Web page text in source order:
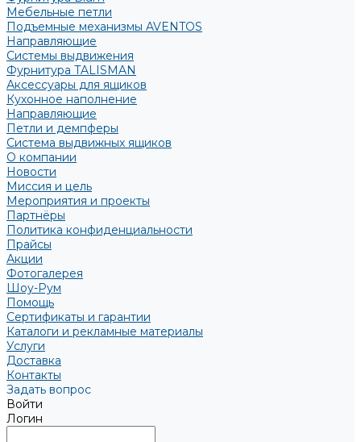
Мебельные петли
Подъемные механизмы AVENTOS
Направляющие
Системы выдвижения
Фурнитура TALISMAN
Аксессуары для ящиков
Кухонное наполнение
Направляющие
Петли и демпферы
Система выдвижных ящиков
О компании
Новости
Миссия и цель
Мероприятия и проекты
Партнёры
Политика конфиденциальности
Прайсы
Акции
Фотогалерея
Шоу-Рум
Помощь
Сертификаты и гарантии
Каталоги и рекламные материалы
Услуги
Доставка
Контакты
Задать вопрос
Войти
Логин